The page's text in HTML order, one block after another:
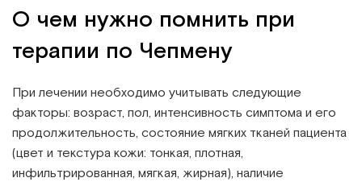
О чем нужно помнить при
терапии по Чепмену
При лечении необходимо учитывать следующие
факторы: возраст, пол, интенсивность симптома и его
продолжительность, состояние мягких тканей пациента
(цвет и текстура кожи: тонкая, плотная,
инфильтрированная, мягкая, жирная), наличие